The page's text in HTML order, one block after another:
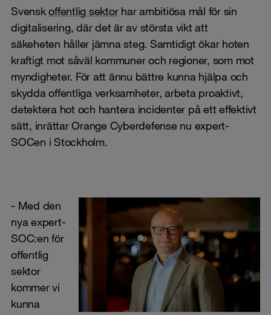
Svenskoffentlig sektorhar ambitiösa mål för sin
digitalisering, där det är av största vikt att
säkeheten håller jämna steg. Samtidigt ökar hoten
kraftigt mot såväl kommuner och regioner, som mot
myndigheter. För att ännu bättre kunna hjälpa och
skydda offentliga verksamheter, arbeta proaktivt,
detektera hot och hantera incidenter på ett effektivt
sätt, inrättar Orange Cyberdefense nu expert-
SOCen i Stockholm.
- Med den
nya expert-
SOC:en för
offentlig
sektor
kommer vi
kunna